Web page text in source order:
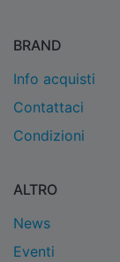
BRAND
Info acquisti
Contattaci
Condizioni
ALTRO
News
Eventi